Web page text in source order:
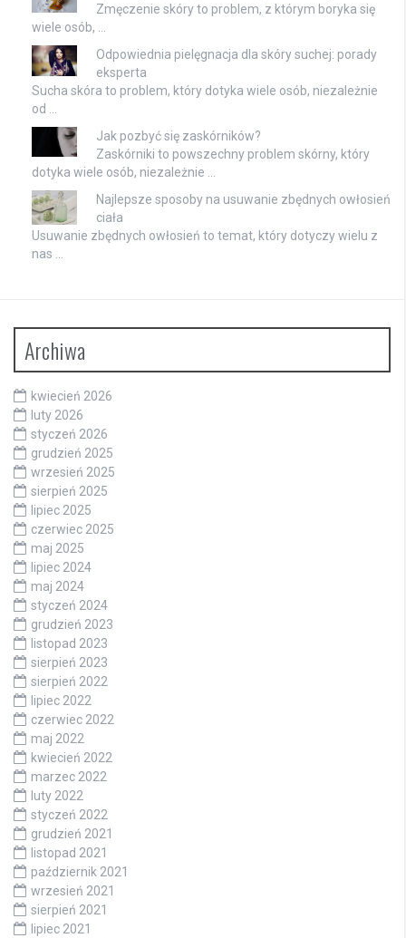
Zmęczenie skóry to problem, z którym boryka się
wiele osób, …
Odpowiednia pielęgnacja dla skóry suchej: porady
eksperta
Sucha skóra to problem, który dotyka wiele osób, niezależnie
od …
Jak pozbyć się zaskórników?
Zaskórniki to powszechny problem skórny, który
dotyka wiele osób, niezależnie …
Najlepsze sposoby na usuwanie zbędnych owłosień
ciała
Usuwanie zbędnych owłosień to temat, który dotyczy wielu z
nas …
Archiwa
kwiecień 2026
luty 2026
styczeń 2026
grudzień 2025
wrzesień 2025
sierpień 2025
lipiec 2025
czerwiec 2025
maj 2025
lipiec 2024
maj 2024
styczeń 2024
grudzień 2023
listopad 2023
sierpień 2023
sierpień 2022
lipiec 2022
czerwiec 2022
maj 2022
kwiecień 2022
marzec 2022
luty 2022
styczeń 2022
grudzień 2021
listopad 2021
październik 2021
wrzesień 2021
sierpień 2021
lipiec 2021